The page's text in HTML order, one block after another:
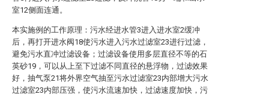
室12侧面连通。
本实施例的工作原理：污水经进水管3进入进水室2缓冲
后，再打开进水阀18使污水进入污水过滤室23进行过滤，
避免污水直冲过滤设备；过滤设备使用多层直径不等的石
英砂19，可以从上至下过滤不同直径的悬浮物，过滤效果
好，抽气泵21将外界空气抽至污水过滤室23内部增大污水
过滤室23内部压强，使污水流速加快，过滤速度加快，污